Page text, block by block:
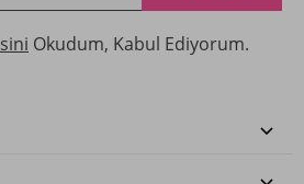
Okudum, Kabul Ediyorum.